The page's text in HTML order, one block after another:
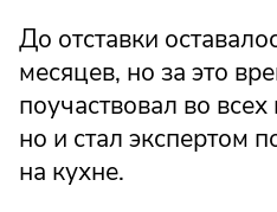
До отставки
месяцев, но за это
поучаствовал во
но и стал экспертом
на кухне.